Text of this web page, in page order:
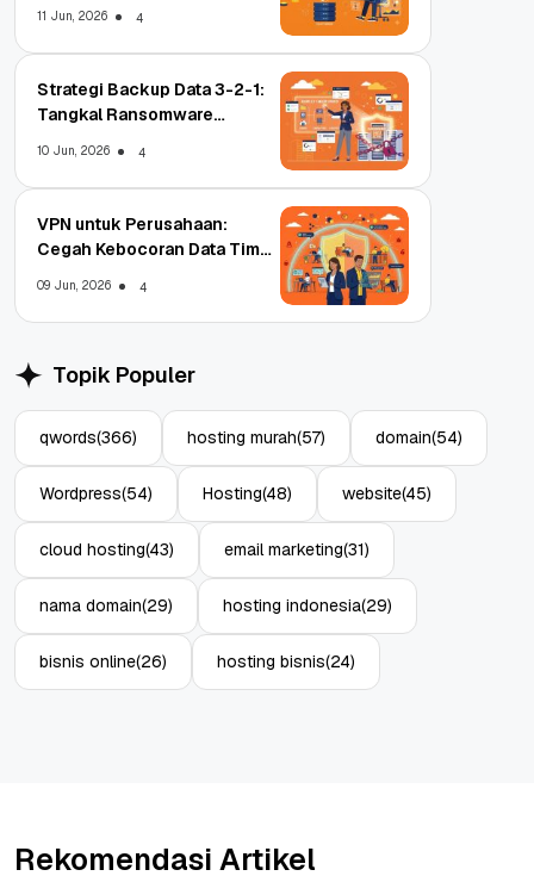
11 Jun, 2026 4
Strategi Backup Data 3-2-1:
Tangkal Ransomware
10 Jun, 2026 4
VPN untuk Perusahaan:
Cegah Kebocoran Data Tim
09 Jun, 2026 4
Topik Populer
qwords(366) hosting murah(57) domain(54)
Wordpress(54) Hosting(48) website(45)
cloud hosting(43) email marketing(31)
nama domain(29) hosting indonesia(29)
bisnis online(26) hosting bisnis(24)
Rekomendasi Artikel